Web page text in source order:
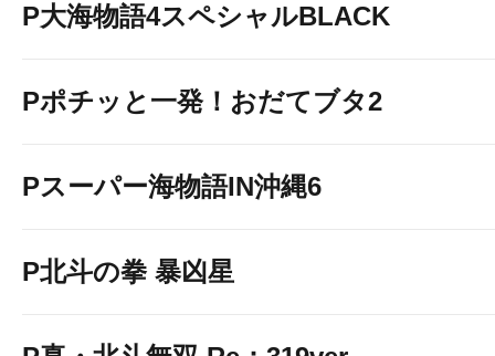
P大海物語4スペシャルBLACK
Pポチッと一発！おだてブタ2
Pスーパー海物語IN沖縄6
P北斗の拳 暴凶星